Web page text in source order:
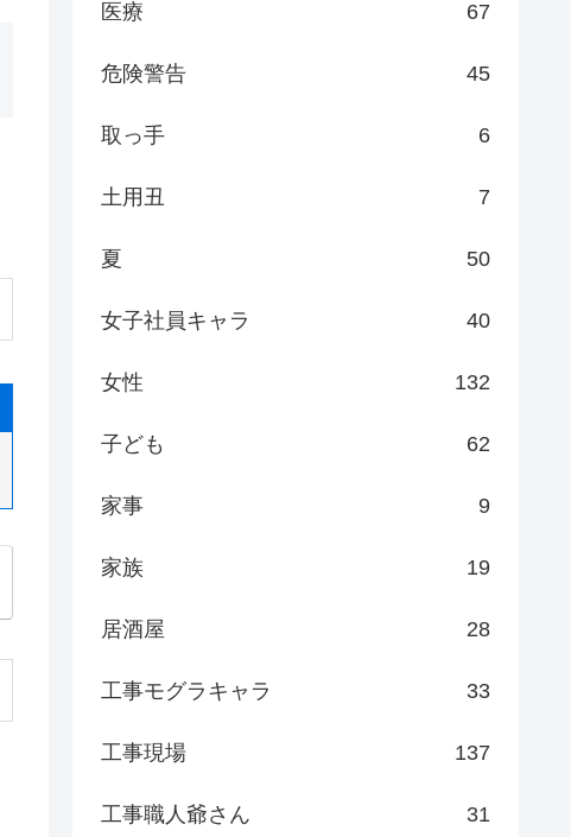
医療 67
危険警告 45
取っ手 6
土用丑 7
夏 50
女子社員キャラ 40
女性 132
子ども 62
家事 9
家族 19
居酒屋 28
工事モグラキャラ 33
工事現場 137
工事職人爺さん 31